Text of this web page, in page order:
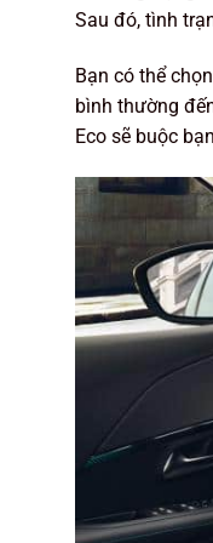
Sau đó, tình
Bạn có thể
bình thường
Eco sẽ buộc